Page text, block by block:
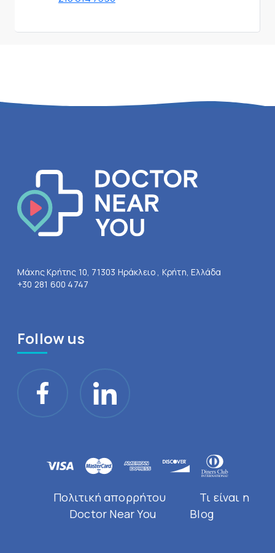
Μάχης Κρήτης 10, 71303 Ηράκλειο , Κρήτη, Ελλάδα
+30 281 600 4747
Follow us
Πολιτική απορρήτου
Τι είναι η
Doctor Near You
Blog